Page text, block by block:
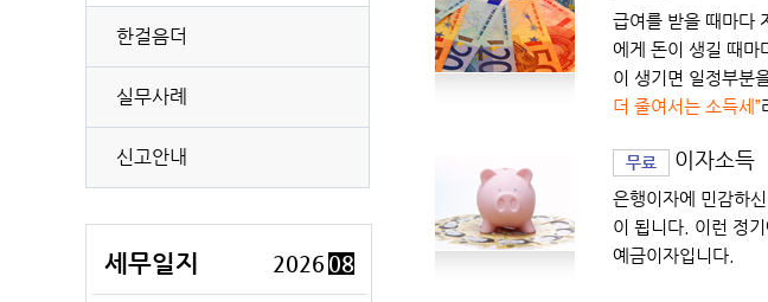
한걸음더
실무사례
신고안내
세무일지 2026 08
[8월 31일(월)]
[8월 31일(월)] 교육세(금융·보험업자) 중간예납
급여를 받을 때마다
에게 돈이 생길 때마
이 생기면 일정부분
더 줄여서는 소득세”
무료 이자소득
은행이자에 민감하
이 됩니다. 이런 정
예금이자입니다.